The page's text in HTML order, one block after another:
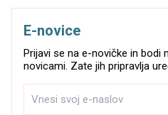
E-novice
Prijavi se na e-novičke in bodi
novicami. Zate jih pripravlja